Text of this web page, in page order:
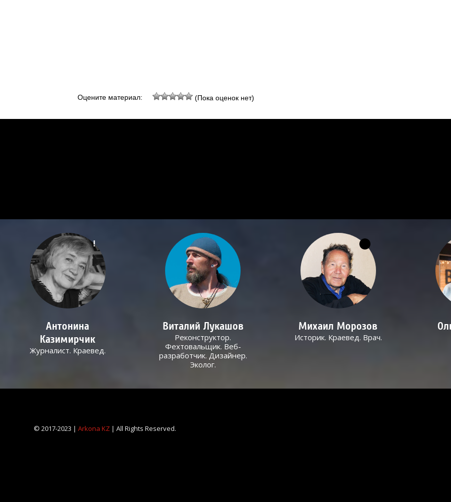
Оцените материал: (Пока оценок нет)
!
Антонина
Казимирчик
Журналист. Краевед.
Виталий Лукашов
Реконструктор.
Фехтовальщик. Веб-
разработчик. Дизайнер.
Эколог.
Михаил Морозов
Историк. Краевед. Врач.
© 2017-2023 |Arkona KZ | All Rights Reserved.